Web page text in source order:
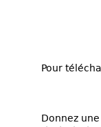
Pour
Donnez